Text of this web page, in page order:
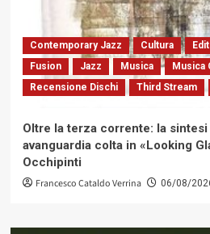
Contemporary Jazz Cultura
Fusion
Jazz Musica
Musica
Recensione Dischi
Third Stream
Oltre la terza corrente: la
avanguardia colta in «Looking
Occhipinti
Francesco Cataldo Verrina 06/08/